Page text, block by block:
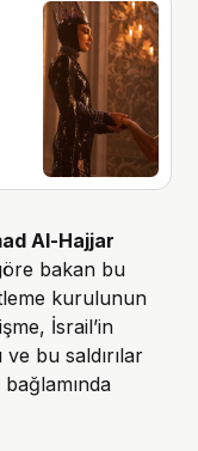
Al-Hajjar
bakan bu
kurulunun
İsrail’in
ve bu saldırılar